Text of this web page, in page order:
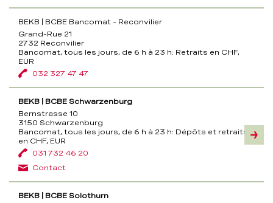
BEKB | BCBE Bancomat - Reconvilier
Grand-Rue 21
2732 Reconvilier
Bancomat, tous les jours, de 6 h à 23 h: Retraits en CHF,
EUR
032 327 47 47
BEKB | BCBE Schwarzenburg
Bernstrasse 10
3150 Schwarzenburg
Bancomat, tous les jours, de 6 h à 23 h: Dépôts et retraits
en CHF, EUR
031 732 46 20
Contact
BEKB | BCBE Solothurn